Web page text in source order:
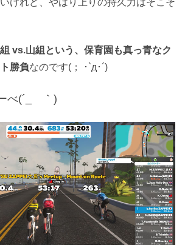
けれど、やはり上りの持久力はそこそ
vs.山組という、保育園も真っ青なク
勝負なのです(； ･`д･´)
べ(´_ゝ｀)